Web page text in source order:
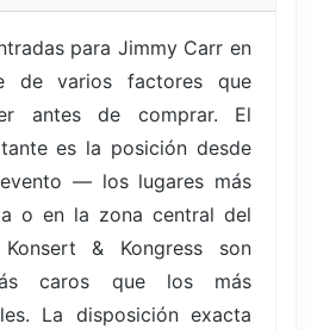
para Jimmy Carr en
de varios factores que
antes de comprar. El
es la posición desde
— los lugares más
o en la zona central del
& Kongress son
caros que los más
La disposición exacta